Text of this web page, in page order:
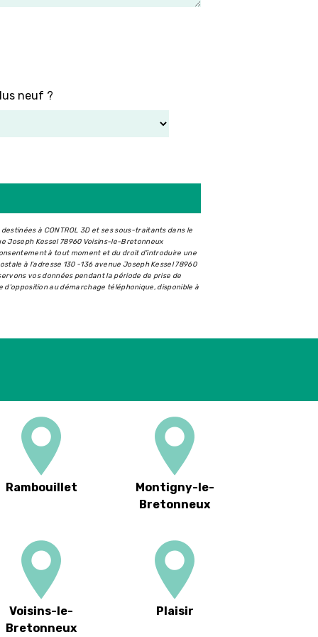
neuf ?
à CONTROL 3D et ses sous-traitants dans le
Joseph Kessel 78960 Voisins-le-Bretonneux
à tout moment et du droit d’introduire une
à l'adresse 130 -136 avenue Joseph Kessel 78960
vos données pendant la période de prise de
au démarchage téléphonique, disponible à
Rambouillet
Montigny-le-
Bretonneux
Voisins-le-
Bretonneux
Plaisir